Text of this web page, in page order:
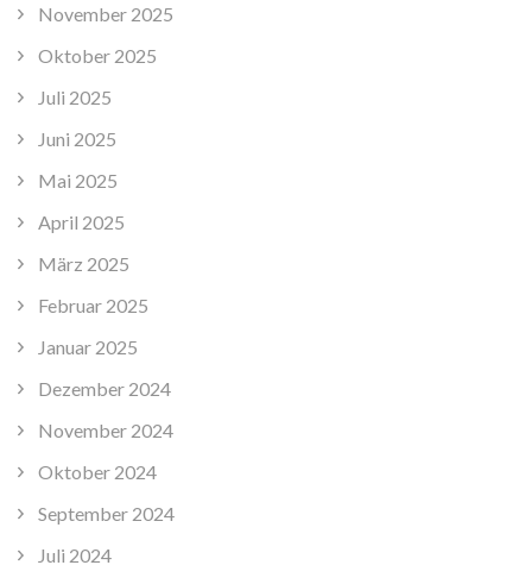
November 2025
Oktober 2025
Juli 2025
Juni 2025
Mai 2025
April 2025
März 2025
Februar 2025
Januar 2025
Dezember 2024
November 2024
Oktober 2024
September 2024
Juli 2024